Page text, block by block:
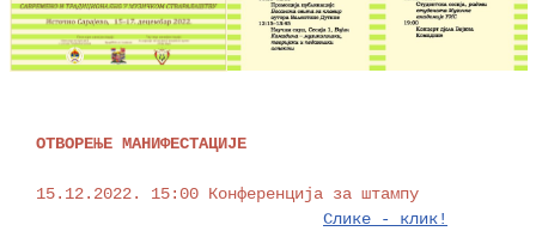
ОТВОРЕЊЕ МАНИФЕСТАЦИЈЕ
15.12.2022. 15:00 Конференција за штампу
Слике - клик!